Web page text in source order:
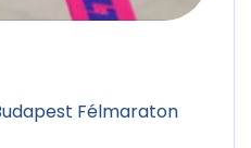
Félmaraton